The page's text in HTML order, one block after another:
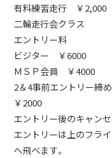
有料練習走行 ￥2,000
二輪走行会クラス
エントリー料
ビジター ￥6000
ＭＳＰ会員 ￥4000
2＆4事前エントリー締
￥2000
エントリー後のキャン
エントリーは上のフラ
へ飛べます。